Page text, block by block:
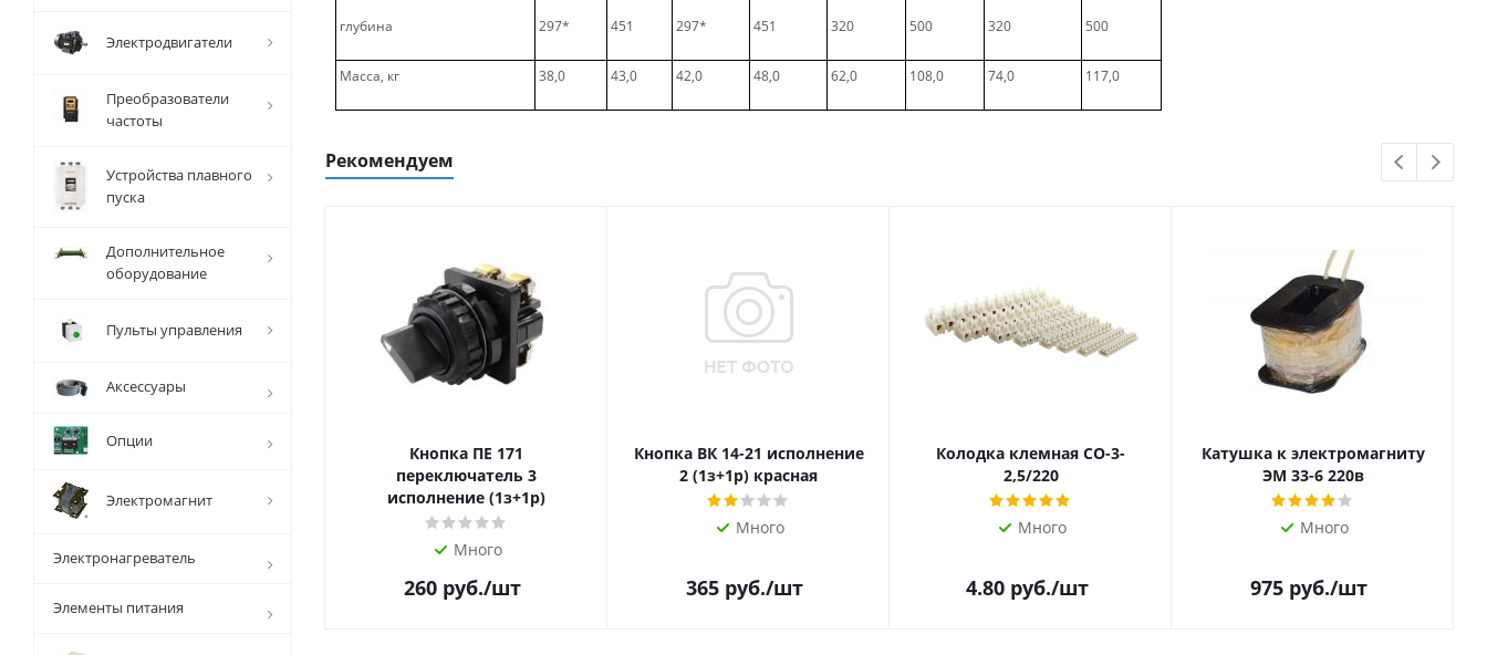
глубина 297* 451 297* 451 320 500 320 500
Масса, кг 38,0 43,0 42,0 48,0 62,0 108,0 74,0 117,0
Рекомендуем
Кнопка ПЕ 171
переключатель 3
исполнение (1з+1р)
Много
260 руб./шт
Кнопка ВК 14-21 исполнение
2 (1з+1р) красная
Много
365 руб./шт
Колодка клемная СО-3-
2,5/220
Много
4.80руб./шт
Катушка к электромагниту
ЭМ 33-6 220в
Много
975 руб./шт
Электродвигатели
Преобразователи
частоты
Устройства плавного
пуска
Дополнительное
оборудование
Пульты управления
Аксессуары
Опции
Электромагнит
Электронагреватель
Элементы питания